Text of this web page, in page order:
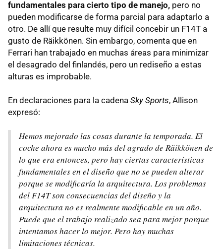
fundamentales para cierto tipo de manejo, pero no
pueden modificarse de forma parcial para adaptarlo a
otro. De allí que resulte muy difícil concebir un F14T a
gusto de Räikkönen. Sin embargo, comenta que en
Ferrari han trabajado en muchas áreas para minimizar
el desagrado del finlandés, pero un rediseño a estas
alturas es improbable.
En declaraciones para la cadena Sky Sports, Allison
expresó:
Hemos mejorado las cosas durante la temporada. El
coche ahora es mucho más del agrado de Räikkönen de
lo que era entonces, pero hay ciertas características
fundamentales en el diseño que no se pueden alterar
porque se modificaría la arquitectura. Los problemas
del F14T son consecuencias del diseño y la
arquitectura no es realmente modificable en un año.
Puede que el trabajo realizado sea para mejor porque
intentamos hacer lo mejor. Pero hay muchas
limitaciones técnicas.